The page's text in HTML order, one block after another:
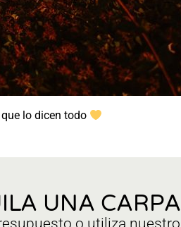
lo dicen todo
UNA CARPA